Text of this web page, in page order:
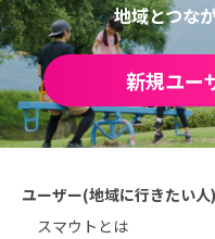
地域とつな
新規ユー
ユーザー(地域に行きたい
スマウトとは